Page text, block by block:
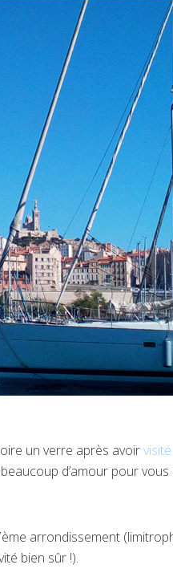
un verre après avoir
d’amour pour
arrondissement
bien sûr !).